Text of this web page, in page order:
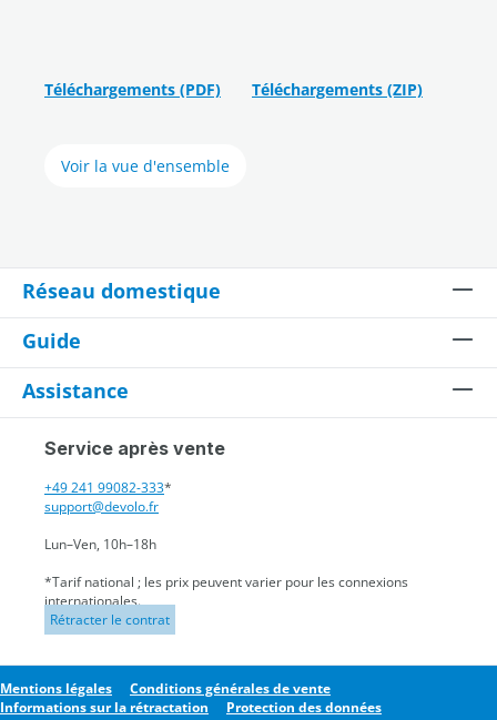
Téléchargements (PDF) Téléchargements (ZIP)
Voir la vue d'ensemble
Réseau domestique
Guide
Assistance
Service après vente
+49 241 99082-333*
support@devolo.fr
Lun–Ven, 10h–18h
*Tarif national ; les prix peuvent varier pour les connexions
internationales.
Rétracter le contrat
Mentions légales
Conditions générales de vente
Informations sur la rétractation
Protection des données